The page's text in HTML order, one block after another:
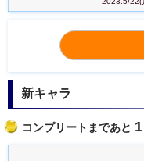
新キャラ
コンプリートまであと 1